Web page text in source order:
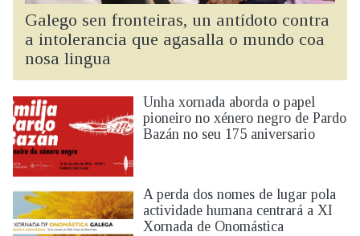
IDENTIDADE CORPORATIVA
MARCIAL DEL ADALID
FIGURAS HOMENAXEADAS
HISTORIA
PRIMAVERA DAS LETRAS
PORTAL DAS PALABRAS
Facebook
Twitter Instagram
Bluesky
Galego sen fronteiras, un antídoto contra
a intolerancia que agasalla o mundo coa
nosa lingua
Unha xornada aborda o papel
pioneiro no xénero negro de Pardo
Bazán no seu 175 aniversario
A perda dos nomes de lugar pola
actividade humana centrará a XI
Xornada de Onomástica